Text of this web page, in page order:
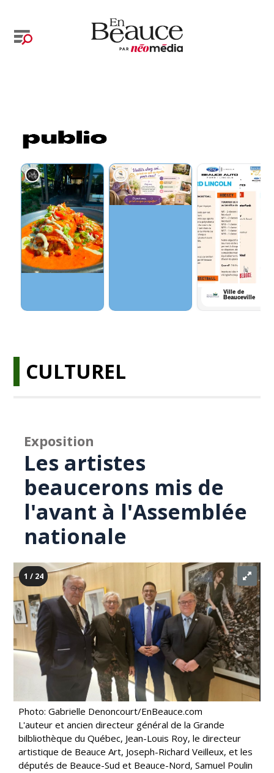
CULTUREL
Exposition
Les artistes
beaucerons mis de
l'avant à l'Assemblée
nationale
1 / 24
Photo: Gabrielle Denoncourt/EnBeauce.com
L'auteur et ancien directeur général de la Grande
bilbliothèque du Québec, Jean-Louis Roy, le directeur
artistique de Beauce Art, Joseph-Richard Veilleux, et les
députés de Beauce-Sud et Beauce-Nord, Samuel Poulin